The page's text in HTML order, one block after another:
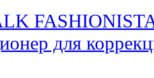
для